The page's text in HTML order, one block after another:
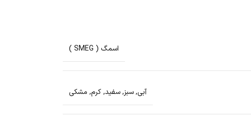
اسمگ ( SMEG )
آبی,سبز,سفید,کرم, مشکی